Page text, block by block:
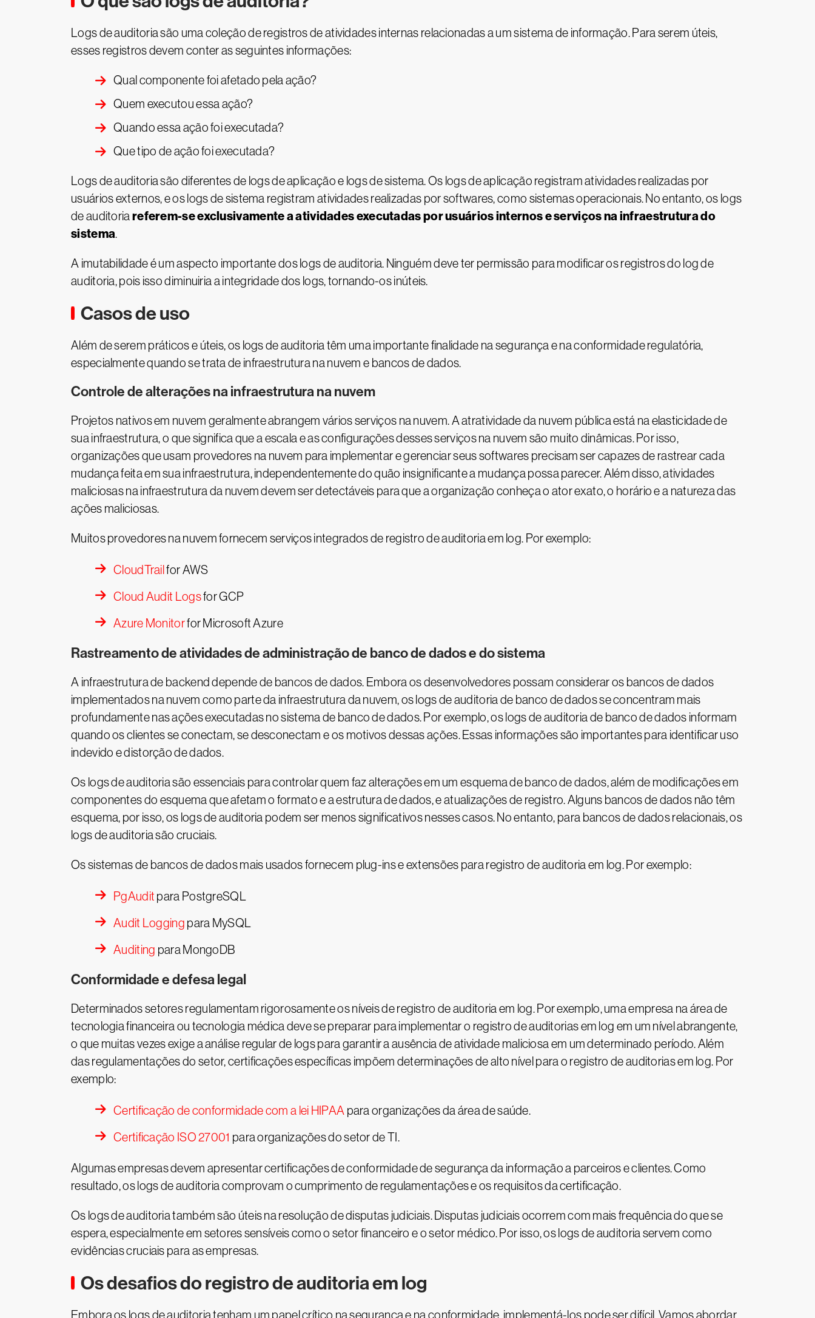
Logs de auditoria são uma coleção de registros de atividades internas relacionadas a um sistema de informação. Para serem úteis,
esses registros devem conter as seguintes informações:
Qual componente foi afetado pela ação?
Quem executou essa ação?
Quando essa ação foi executada?
Que tipo de ação foi executada?
Logs de auditoria são diferentes de logs de aplicação e logs de sistema. Os logs de aplicação registram atividades realizadas por
usuários externos, e os logs de sistema registram atividades realizadas por softwares, como sistemas operacionais. No entanto, os logs
de auditoria referem-se exclusivamente a atividades executadas por usuários internos e serviços na infraestrutura do
sistema.
A imutabilidade é um aspecto importante dos logs de auditoria. Ninguém deve ter permissão para modificar os registros do log de
auditoria, pois isso diminuiria a integridade dos logs, tornando-os inúteis.
Casos de uso
Além de serem práticos e úteis, os logs de auditoria têm uma importante finalidade na segurança e na conformidade regulatória,
especialmente quando se trata de infraestrutura na nuvem e bancos de dados.
Controle de alterações na infraestrutura na nuvem
Projetos nativos em nuvem geralmente abrangem vários serviços na nuvem. A atratividade da nuvem pública está na elasticidade de
sua infraestrutura, o que significa que a escala e as configurações desses serviços na nuvem são muito dinâmicas. Por isso,
organizações que usam provedores na nuvem para implementar e gerenciar seus softwares precisam ser capazes de rastrear cada
mudança feita em sua infraestrutura, independentemente do quão insignificante a mudança possa parecer. Além disso, atividades
maliciosas na infraestrutura da nuvem devem ser detectáveis para que a organização conheça o ator exato, o horário e a natureza das
ações maliciosas.
Muitos provedores na nuvem fornecem serviços integrados de registro de auditoria em log. Por exemplo:
CloudTrail for AWS
Cloud Audit Logsfor GCP
Azure Monitorfor Microsoft Azure
Rastreamento de atividades de administração de banco de dados e do sistema
A infraestrutura de backend depende de bancos de dados. Embora os desenvolvedores possam considerar os bancos de dados
implementados na nuvem como parte da infraestrutura da nuvem, os logs de auditoria de banco de dados se concentram mais
profundamente nas ações executadas no sistema de banco de dados. Por exemplo, os logs de auditoria de banco de dados informam
quando os clientes se conectam, se desconectam e os motivos dessas ações. Essas informações são importantes para identificar uso
indevido e distorção de dados.
Os logs de auditoria são essenciais para controlar quem faz alterações em um esquema de banco de dados, além de modificações em
componentes do esquema que afetam o formato e a estrutura de dados, e atualizações de registro. Alguns bancos de dados não têm
esquema, por isso, os logs de auditoria podem ser menos significativos nesses casos. No entanto, para bancos de dados relacionais, os
logs de auditoria são cruciais.
Os sistemas de bancos de dados mais usados fornecem plug-ins e extensões para registro de auditoria em log. Por exemplo:
PgAudit para PostgreSQL
Audit Logging para MySQL
Auditing para MongoDB
Conformidade e defesa legal
Determinados setores regulamentam rigorosamente os níveis de registro de auditoria em log. Por exemplo, uma empresa na área de
tecnologia financeira ou tecnologia médica deve se preparar para implementar o registro de auditorias em log em um nível abrangente,
o que muitas vezes exige a análise regular de logs para garantir a ausência de atividade maliciosa em um determinado período. Além
das regulamentações do setor, certificações específicas impõem determinações de alto nível para o registro de auditorias em log. Por
exemplo:
Certificação de conformidade com a lei HIPAA para organizações da área de saúde.
Certificação ISO 27001 para organizações do setor de TI.
Algumas empresas devem apresentar certificações de conformidade de segurança da informação a parceiros e clientes. Como
resultado, os logs de auditoria comprovam o cumprimento de regulamentações e os requisitos da certificação.
Os logs de auditoria também são úteis na resolução de disputas judiciais. Disputas judiciais ocorrem com mais frequência do que se
espera, especialmente em setores sensíveis como o setor financeiro e o setor médico. Por isso, os logs de auditoria servem como
evidências cruciais para as empresas.
Os desafios do registro de auditoria em log
Embora os logs de auditoria tenham um papel crítico na segurança e na conformidade, implementá-los pode ser difícil. Vamos abordar